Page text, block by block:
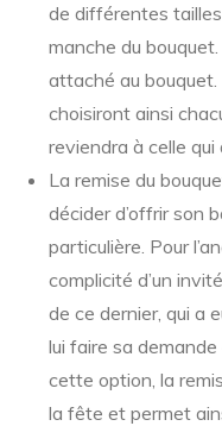
de différentes
manche du
attaché au
choisiront ainsi
reviendra à celle
La remise du
décider d’offrir son
particulière. Pour
complicité d’un
de ce dernier, qui a
lui faire sa
cette option, la
la fête et permet